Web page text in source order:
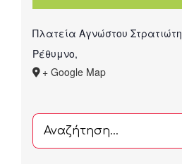
Πλατεία Αγνώστου Στρατιώτη
Ρέθυμνο,
+ Google Map
Αναζήτηση
...